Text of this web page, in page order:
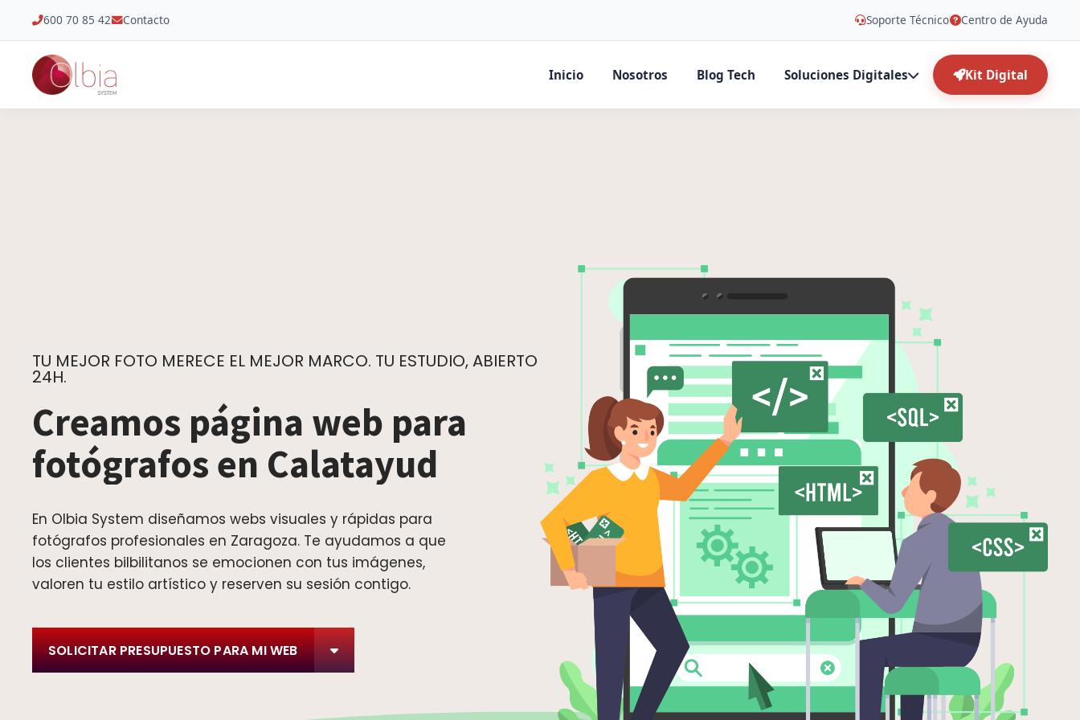
600 70 85 42 Contacto Soporte Técnico Centro de Ayuda
Inicio Nosotros Blog Tech Soluciones Digitales Kit Digital
TU MEJOR FOTO MERECE EL MEJOR MARCO. TU ESTUDIO, ABIERTO
24H.
Creamos página web para
fotógrafos en Calatayud
En Olbia System diseñamos webs visuales y rápidas para
fotógrafos profesionales en Zaragoza. Te ayudamos a que
los clientes bilbilitanos se emocionen con tus imágenes,
valoren tu estilo artístico y reserven su sesión contigo.
SOLICITAR PRESUPUESTO PARA MI WEB